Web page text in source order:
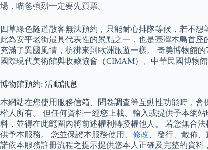
場，喵爸強烈一定要先買票。
四草綠色隧道散客無法預約，只能耐心排隊等候，若不
此為安平老街最具代表性的景點之一，也是臺灣本島首
充滿了異國風情，彷彿來到歐洲旅遊一樣。 奇美博物館
國際現代美術館與收藏協會（CIMAM）、中華民國博物
博物館預約: 活動訊息
本網站在您使用服務信箱、問卷調查等互動性功能時，
權人所有。 但任何資料一經您上載、輸入或提供予本網
料，並得在此範圍內將前述權利轉授權他人。 若您無合
供予本服務。 您並保證本服務使用、 修改 、發行、散佈
諾依本服務註冊流程之提示提供您本人正確及完整的資料